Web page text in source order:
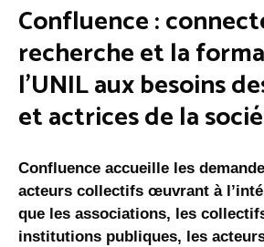
Confluence :
recherche et la
l’UNIL aux besoins
et actrices de la
Confluence accueille les
acteurs collectifs œuvrant à
que les associations, les
institutions publiques, les